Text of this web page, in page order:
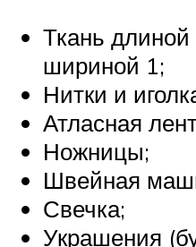
Ткань
шириной 1;
Нитки и
Атласная
Ножницы;
Швейная
Свечка;
Украшения